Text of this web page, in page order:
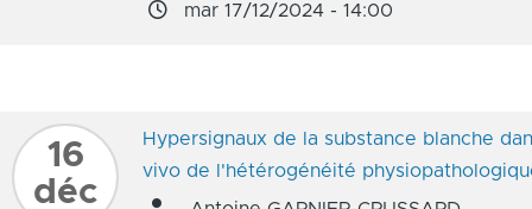
mar 17/12/2024 - 14:00
16
déc
Hypersignaux de la substance blanche
vivo de l'hétérogénéité